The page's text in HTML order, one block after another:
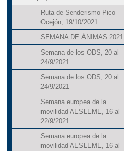
Ruta de Senderismo Pico
Ocejón, 19/10/2021
SEMANA DE ÁNIMAS 2021
Semana de los ODS, 20 al
24/9/2021
Semana de los ODS, 20 al
24/9/2021
Semana europea de la
movilidad AESLEME, 16 al
22/9/2021
Semana europea de la
movilidad AESLEME, 16 al